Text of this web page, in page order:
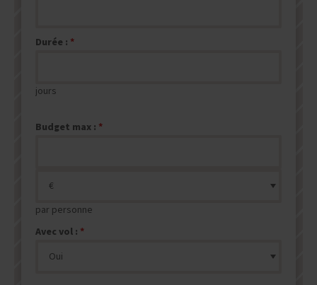
Durée :
jours
Budget max :
par personne
Avec vol :